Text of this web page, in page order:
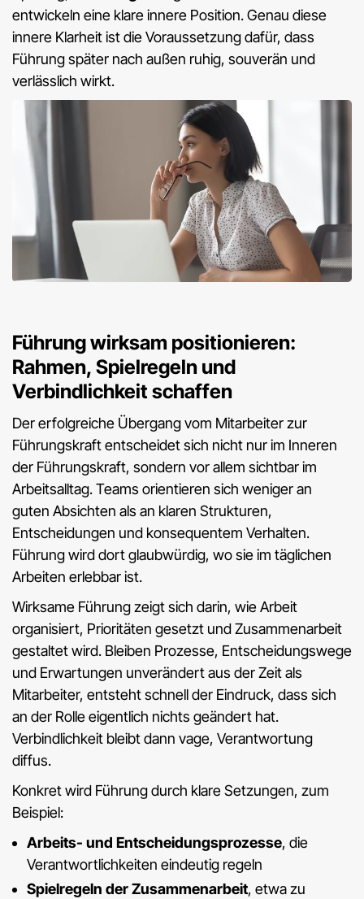
entwickeln eine klare innere Position. Genau diese
innere Klarheit ist die Voraussetzung dafür, dass
Führung später nach außen ruhig, souverän und
verlässlich wirkt.
Führung wirksam positionieren:
Rahmen, Spielregeln und
Verbindlichkeit schaffen
Der erfolgreiche Übergang vom Mitarbeiter zur
Führungskraft entscheidet sich nicht nur im Inneren
der Führungskraft, sondern vor allem sichtbar im
Arbeitsalltag. Teams orientieren sich weniger an
guten Absichten als an klaren Strukturen,
Entscheidungen und konsequentem Verhalten.
Führung wird dort glaubwürdig, wo sie im täglichen
Arbeiten erlebbar ist.
Wirksame Führung zeigt sich darin, wie Arbeit
organisiert, Prioritäten gesetzt und Zusammenarbeit
gestaltet wird. Bleiben Prozesse, Entscheidungswege
und Erwartungen unverändert aus der Zeit als
Mitarbeiter, entsteht schnell der Eindruck, dass sich
an der Rolle eigentlich nichts geändert hat.
Verbindlichkeit bleibt dann vage, Verantwortung
diffus.
Konkret wird Führung durch klare Setzungen, zum
Beispiel:
Arbeits- und Entscheidungsprozesse, die
Verantwortlichkeiten eindeutig regeln
Spielregeln der Zusammenarbeit, etwa zu